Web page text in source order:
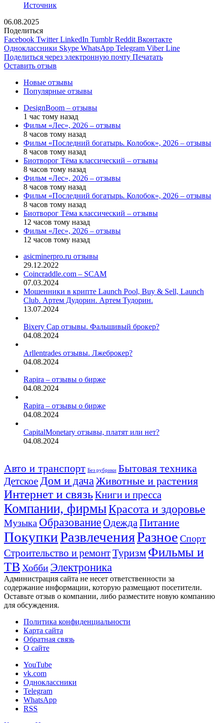
Источник
06.08.2025
Поделиться
Facebook Twitter LinkedIn Tumblr Reddit Вконтакте
Одноклассники Skype WhatsApp Telegram Viber Line
Поделиться через электронную почту Печатать
Оставить отзыв
Новые отзывы
Популярные отзывы
DesignBoom – отзывы
1 час тому назад
Фильм «Лес», 2026 – отзывы
8 часов тому назад
Фильм «Последний богатырь. Колобок», 2026 – отзывы
8 часов тому назад
Биотворог Тёма классический – отзывы
8 часов тому назад
Фильм «Лес», 2026 – отзывы
8 часов тому назад
Фильм «Последний богатырь. Колобок», 2026 – отзывы
8 часов тому назад
Биотворог Тёма классический – отзывы
12 часов тому назад
Фильм «Лес», 2026 – отзывы
12 часов тому назад
asicminerpro.ru отзывы
29.12.2022
Coincraddle.com – SCAM
07.03.2024
Мошенники в крипте Launch Pool, Buy & Sell, Launch
Club. Артем Дудорин. Артем Тудорин.
13.07.2024
Bixery Cap отзывы. Фальшивый брокер?
04.08.2024
Arllentrades отзывы. Лжеброкер?
04.08.2024
Rapira – отзывы о бирже
04.08.2024
Rapira – отзывы о бирже
04.08.2024
CapitalMonetary отзывы, платят или нет?
04.08.2024
Авто и транспорт Без рубрики Бытовая техника
Детское Дом и дача Животные и растения
Интернет и связьКниги и пресса
Компании, фирмыКрасота и здоровье
Музыка ОбразованиеОдежда Питание
ПокупкиРазвлеченияРазное Спорт
Строительство и ремонтТуризм Фильмы и
ТВ Хобби Электроника
Администрация сайта не несет ответственности за
содержание информации, которую размещают посетители.
Оставьте отзыв о компании, либо разместите новую компанию
для обсуждения.
Политика конфиденциальности
Карта сайта
Обратная связь
О сайте
YouTube
vk.com
Одноклассники
Telegram
WhatsApp
RSS